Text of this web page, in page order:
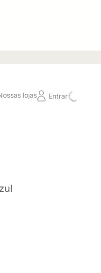
lojas Entrar